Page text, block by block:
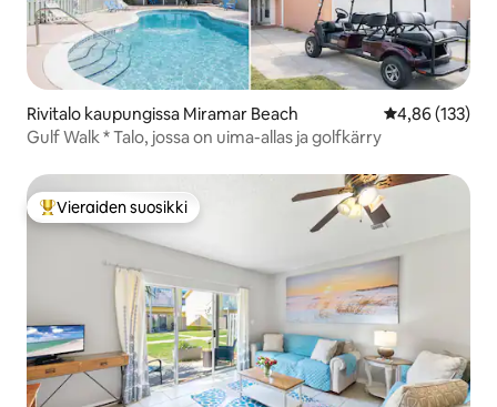
Rivitalo kaupungissa Miramar Beach
4,86 (133)
Gulf Walk * Talo, jossa on uima-allas ja golfkärry
Vieraiden suosikkien parhaimmistoa
Vieraiden suosikki